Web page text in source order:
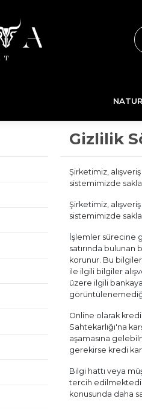
Gizlilik
Şirketimiz,
sistemimizde
Şirketimiz,
sistemimizde
İşlemler sürecine
satırında
korunur. Bu
ile ilgili bilgiler
üzere ilgili
Online olarak
Sahtekarlığı'na
aşamasına
gerekirse kredi
Bilgi hattı veya
tercih
konusunda daha